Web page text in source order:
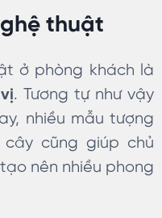
thuật
ở phòng khách là
. Tương tự như vậy
nhiều mẫu tượng
cũng giúp chủ
nên nhiều phong